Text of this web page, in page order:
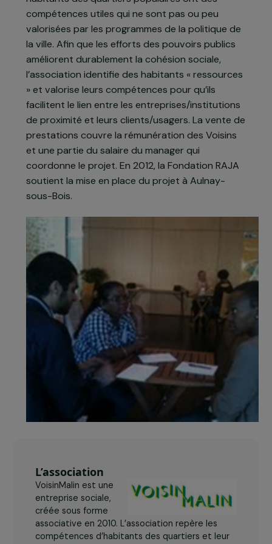
habitants eux-mêmes pour reconstruire une
relation et une confiance, et créer une
dynamique de développement dans les
quartiers. Développé à Courcouronnes en 2011 le
projet VoisinMalin part du constat que les
habitants des quartiers populaires ont des
compétences utiles qui ne sont pas ou peu
valorisées par les programmes de la politique de
la ville. Afin que les efforts des pouvoirs publics
améliorent durablement la cohésion sociale,
l’association identifie des habitants « ressources
» et valorise leurs compétences pour qu’ils
de proximité et leurs clients/usagers. La vente
prestations couvre la rémunération des Voisins
et une partie du salaire du manager qui
coordonne le projet. En 2012, la Fondation RAJA
soutient la mise en place du projet à Aulnay-
sous-Bois.